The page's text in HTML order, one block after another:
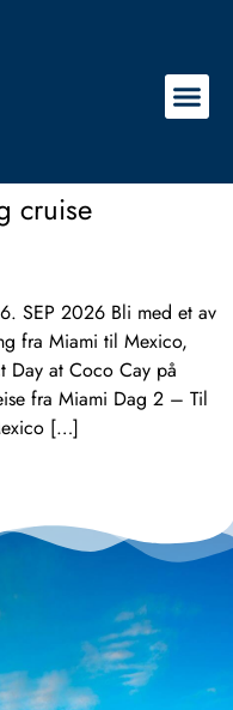
cruise
SEP 2026 Bli med et av
fra Miami til Mexico,
Day at Coco Cay på
fra Miami Dag 2 – Til
[…]